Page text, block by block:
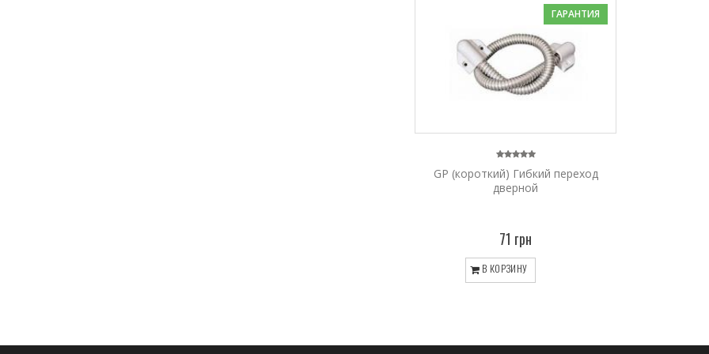
ГАРАНТИЯ
GP (короткий) Гибкий переход
дверной
71 грн
В КОРЗИНУ